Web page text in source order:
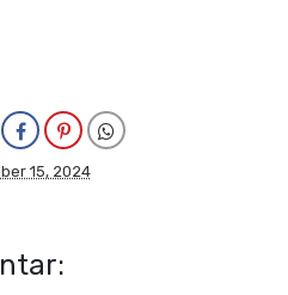
15, 2024